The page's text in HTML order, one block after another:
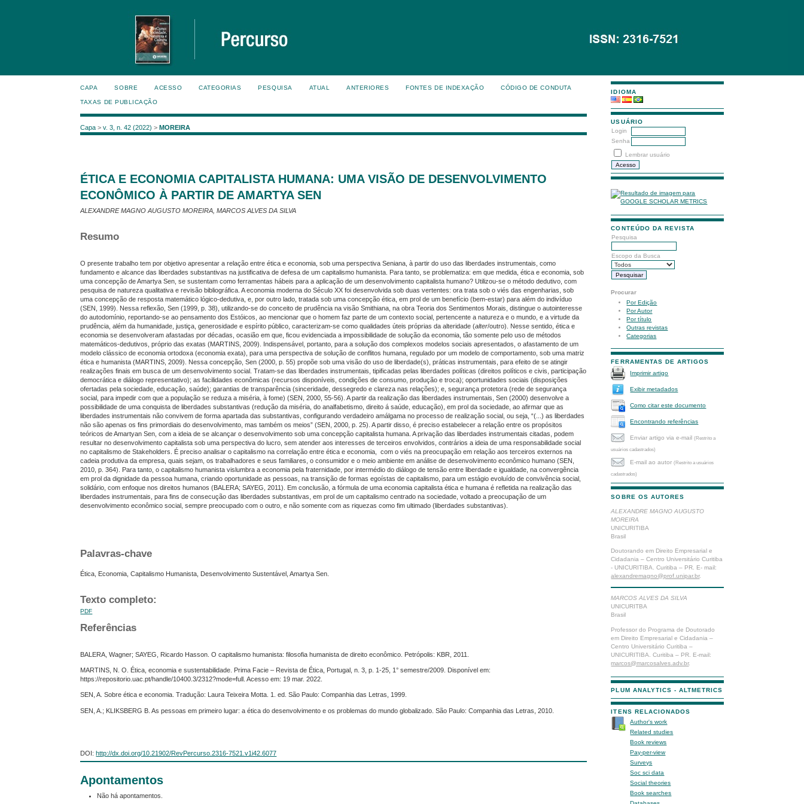
IDIOMA
USUÁRIO
Login
Senha
Lembrar usuário
CONTEÚDO DA REVISTA
Pesquisa
Escopo da Busca
Procurar
Por Edição
Por Autor
Por título
Outras revistas
Categorias
FERRAMENTAS DE ARTIGOS
Imprimir artigo
Exibir metadados
Como citar este documento
Encontrando referências
Enviar artigo via e-mail(Restrito a
usuários cadastrados)
E-mail ao autor(Restrito a usuários
cadastrados)
SOBRE OS AUTORES
ALEXANDRE MAGNO AUGUSTO
MOREIRA
UNICURITIBA
Brasil
Doutorando em Direito Empresarial e
Cidadania – Centro Universitário Curitiba
- UNICURITIBA. Curitiba – PR. E- mail:
alexandremagno@prof.unipar.br.
MARCOS ALVES DA SILVA
UNICURITBA
Brasil
Professor do Programa de Doutorado
em Direito Empresarial e Cidadania –
Centro Universitário Curitiba –
UNICURITIBA. Curitiba – PR. E-mail:
marcos@marcosalves.adv.br.
PLUM ANALYTICS - ALTMETRICS
ITENS RELACIONADOS
Author's work
Related studies
Book reviews
Pay-per-view
Surveys
Soc sci data
Social theories
Book searches
CAPA SOBRE ACESSO CATEGORIAS PESQUISA ATUAL ANTERIORES FONTES DE INDEXAÇÃO CÓDIGO DE CONDUTA
TAXAS DE PUBLICAÇÃO
Capa >v. 3, n. 42 (2022) >MOREIRA
ÉTICA E ECONOMIA CAPITALISTA HUMANA: UMA VISÃO DE DESENVOLVIMENTO
ECONÔMICO À PARTIR DE AMARTYA SEN
ALEXANDRE MAGNO AUGUSTO MOREIRA, MARCOS ALVES DA SILVA
Resumo
O presente trabalho tem por objetivo apresentar a relação entre ética e economia, sob uma perspectiva Seniana, à partir do uso das liberdades instrumentais, como
fundamento e alcance das liberdades substantivas na justificativa de defesa de um capitalismo humanista. Para tanto, se problematiza: em que medida, ética e economia, sob
uma concepção de Amartya Sen, se sustentam como ferramentas hábeis para a aplicação de um desenvolvimento capitalista humano? Utilizou-se o método dedutivo, com
pesquisa de natureza qualitativa e revisão bibliográfica. A economia moderna do Século XX foi desenvolvida sob duas vertentes: ora trata sob o viés das engenharias, sob
uma concepção de resposta matemático lógico-dedutiva, e, por outro lado, tratada sob uma concepção ética, em prol de um benefício (bem-estar) para além do indivíduo
(SEN, 1999). Nessa reflexão, Sen (1999, p. 38), utilizando-se do conceito de prudência na visão Smithiana, na obra Teoria dos Sentimentos Morais, distingue o autointeresse
do autodomínio, reportando-se ao pensamento dos Estóicos, ao mencionar que o homem faz parte de um contexto social, pertencente a natureza e o mundo, e a virtude da
prudência, além da humanidade, justiça, generosidade e espírito público, caracterizam-se como qualidades úteis próprias da alteridade (alter/outro). Nesse sentido, ética e
economia se desenvolveram afastadas por décadas, ocasião em que, ficou evidenciada a impossibilidade de solução da economia, tão somente pelo uso de métodos
matemáticos-dedutivos, próprio das exatas (MARTINS, 2009). Indispensável, portanto, para a solução dos complexos modelos sociais apresentados, o afastamento de um
modelo clássico de economia ortodoxa (economia exata), para uma perspectiva de solução de conflitos humana, regulado por um modelo de comportamento, sob uma matriz
ética e humanista (MARTINS, 2009). Nessa concepção, Sen (2000, p. 55) propõe sob uma visão do uso de liberdade(s), práticas instrumentais, para efeito de se atingir
realizações finais em busca de um desenvolvimento social. Tratam-se das liberdades instrumentais, tipificadas pelas liberdades políticas (direitos políticos e civis, participação
democrática e diálogo representativo); as facilidades econômicas (recursos disponíveis, condições de consumo, produção e troca); oportunidades sociais (disposições
ofertadas pela sociedade, educação, saúde); garantias de transparência (sinceridade, dessegredo e clareza nas relações); e, segurança protetora (rede de segurança
social, para impedir com que a população se reduza a miséria, à fome) (SEN, 2000, 55-56). A partir da realização das liberdades instrumentais, Sen (2000) desenvolve a
possibilidade de uma conquista de liberdades substantivas (redução da miséria, do analfabetismo, direito á saúde, educação), em prol da sociedade, ao afirmar que as
liberdades instrumentais não convivem de forma apartada das substantivas, configurando verdadeiro amálgama no processo de realização social, ou seja, “(...) as liberdades
não são apenas os fins primordiais do desenvolvimento, mas também os meios” (SEN, 2000, p. 25). A partir disso, é preciso estabelecer a relação entre os propósitos
teóricos de Amartyan Sen, com a ideia de se alcançar o desenvolvimento sob uma concepção capitalista humana. A privação das liberdades instrumentais citadas, podem
resultar no desenvolvimento capitalista sob uma perspectiva do lucro, sem atender aos interesses de terceiros envolvidos, contrários a ideia de uma responsabilidade social
no capitalismo de Stakeholders. É preciso analisar o capitalismo na correlação entre ética e economia, com o viés na preocupação em relação aos terceiros externos na
cadeia produtiva da empresa, quais sejam, os trabalhadores e seus familiares, o consumidor e o meio ambiente em análise de desenvolvimento econômico humano (SEN,
2010, p. 364). Para tanto, o capitalismo humanista vislumbra a economia pela fraternidade, por intermédio do diálogo de tensão entre liberdade e igualdade, na convergência
em prol da dignidade da pessoa humana, criando oportunidade as pessoas, na transição de formas egoístas de capitalismo, para um estágio evoluído de convivência social,
solidário, com enfoque nos direitos humanos (BALERA; SAYEG, 2011). Em conclusão, a fórmula de uma economia capitalista ética e humana é refletida na realização das
liberdades instrumentais, para fins de consecução das liberdades substantivas, em prol de um capitalismo centrado na sociedade, voltado a preocupação de um
desenvolvimento econômico social, sempre preocupado com o outro, e não somente com as riquezas como fim ultimado (liberdades substantivas).
Palavras-chave
Ética, Economia, Capitalismo Humanista, Desenvolvimento Sustentável, Amartya Sen.
Texto completo:
PDF
Referências
BALERA, Wagner; SAYEG, Ricardo Hasson. O capitalismo humanista: filosofia humanista de direito econômico. Petrópolis: KBR, 2011.
MARTINS, N. O. Ética, economia e sustentabilidade. Prima Facie – Revista de Ética, Portugal, n. 3, p. 1-25, 1° semestre/2009. Disponível em:
https://repositorio.uac.pt/handle/10400.3/2312?mode=full. Acesso em: 19 mar. 2022.
SEN, A. Sobre ética e economia. Tradução: Laura Teixeira Motta. 1. ed. São Paulo: Companhia das Letras, 1999.
SEN, A.; KLIKSBERG B. As pessoas em primeiro lugar: a ética do desenvolvimento e os problemas do mundo globalizado. São Paulo: Companhia das Letras, 2010.
DOI:http://dx.doi.org/10.21902/RevPercurso.2316-7521.v1i42.6077
Apontamentos
Não há apontamentos.